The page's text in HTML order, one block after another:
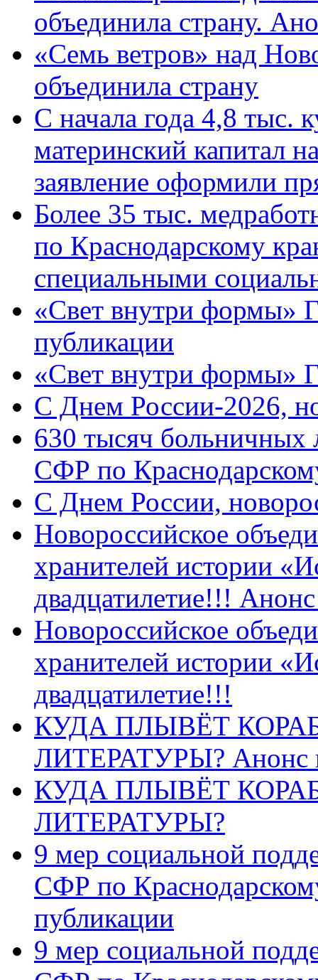
объединила страну.
«Семь ветров» над
объединила страну
С начала года 4,8 тыс.
материнский капитал
заявление оформили
Более 35 тыс.
по Краснодарскому
специальными
«Свет внутри формы»
публикации
«Свет внутри формы»
C Днем России-2026,
630 тысяч больничных
СФР по
C Днем России,
Новороссийское
хранителей истории
двадцатилетие!!!
Новороссийское
хранителей истории
двадцатилетие!!!
КУДА ПЛЫВЁТ
ЛИТЕРАТУРЫ? Анонс
КУДА ПЛЫВЁТ
ЛИТЕРАТУРЫ?
9 мер социальной
СФР по
публикации
9 мер социальной